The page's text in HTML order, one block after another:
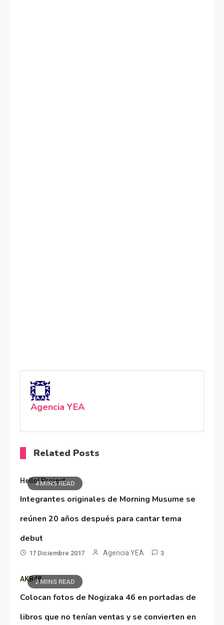
Agencia YEA
Related Posts
4 MINS READ
Hello! Project
Integrantes originales de Morning Musume se
reúnen 20 años después para cantar tema
debut
17 Diciembre 2017 Agencia YEA 3
2 MINS READ
AKB48
Colocan fotos de Nogizaka 46 en portadas de
libros que no tenían ventas y se convierten en